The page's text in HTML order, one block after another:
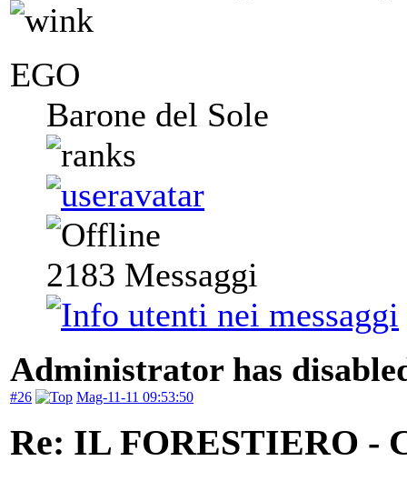
EGO
Barone del Sole
2183 Messaggi
Administrator has
#26 Mag-11-11 09:53:50
Re: IL FORESTIERO -